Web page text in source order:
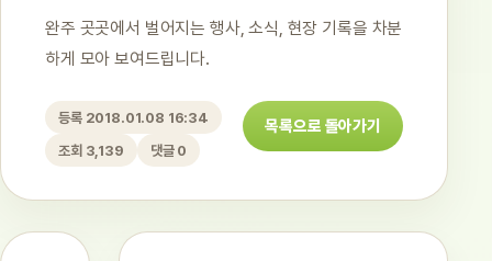
완주 곳곳에서 벌어지는 행사, 소식, 현장 기록을 차분
하게 모아 보여드립니다.
등록 2018.01.08 16:34
조회 3,139
댓글 0
목록으로 돌아가기